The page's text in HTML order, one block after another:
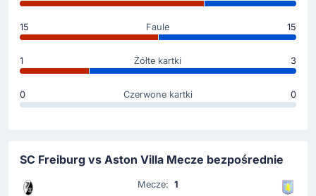
Gol !
Youri Tielemans(Strzelec)
Gol na 0 - 1 po strzale Youri Tielemans. Aston Villa
Żółta kartka
15 Faule 15
1 Żółte kartki 3
0 Czerwone kartki 0
SC Freiburg vs Aston Villa Mecze bezpośrednie
Mecze: 1